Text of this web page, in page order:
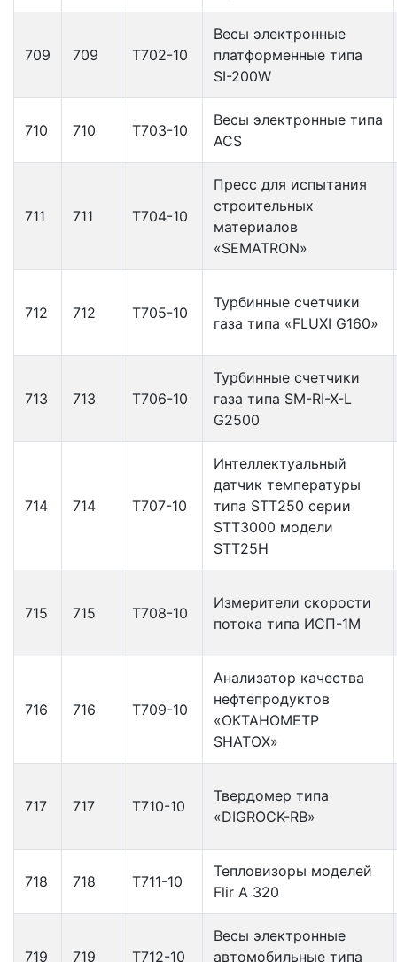
709 709 Т702-10
Весы электронные
платформенные типа
SI-200W
710 710 Т703-10
Весы электронные типа
ACS
711 711 Т704-10
Пресс для испытания
строительных
материалов
«SEMATRON»
712 712 Т705-10
Турбинные счетчики
газа типа «FLUXI G160»
713 713 Т706-10
Турбинные счетчики
газа типа SM-RI-X-L
G2500
714 714 Т707-10
Интеллектуальный
датчик температуры
типа STT250 серии
STT3000 модели
STT25H
715 715 Т708-10
Измерители скорости
потока типа ИСП-1М
716 716 Т709-10
Анализатор качества
нефтепродуктов
«ОКТАНОМЕТР
SHATOX»
717 717 Т710-10
Твердомер типа
«DIGROCK-RB»
718 718 Т711-10
Тепловизоры моделей
Flir A 320
719 719 Т712-10
Весы электронные
автомобильные типа